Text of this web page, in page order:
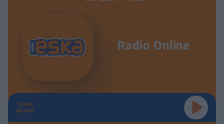
Radio Online
TERAZ
GRAMY